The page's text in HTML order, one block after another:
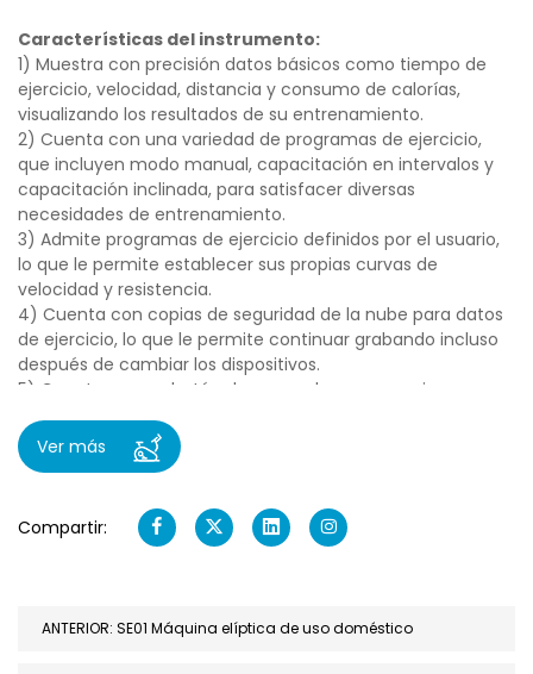
Características del instrumento:
1) Muestra con precisión datos básicos como tiempo de
ejercicio, velocidad, distancia y consumo de calorías,
visualizando los resultados de su entrenamiento.
2) Cuenta con una variedad de programas de ejercicio,
que incluyen modo manual, capacitación en intervalos y
capacitación inclinada, para satisfacer diversas
necesidades de entrenamiento.
3) Admite programas de ejercicio definidos por el usuario,
lo que le permite establecer sus propias curvas de
velocidad y resistencia.
4) Cuenta con copias de seguridad de la nube para datos
de ejercicio, lo que le permite continuar grabando incluso
después de cambiar los dispositivos.
5) Cuenta con un botón de pausa de emergencia para
una parada de un solo clic en caso de emergencia.
6) Admite el modo multiusuario, lo que permite a
diferentes usuarios guardar sus preferencias y datos de
7) Muestra el progreso del objetivo, como establecer la
distancia y los objetivos de tiempo, y muestra el
1) El sistema de resistencia magnética consume baja
Ver más
Compartir:
ANTERIOR: SE01 Máquina elíptica de uso doméstico